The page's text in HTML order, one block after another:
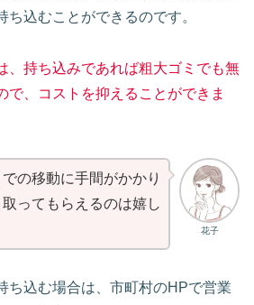
込むことができるのです。
、持ち込みであれば粗大ゴミでも無
で、コストを抑えることができま
花子
の移動に手間がかかり
ってもらえるのは嬉し
ち込む場合は、市町村のHPで営業